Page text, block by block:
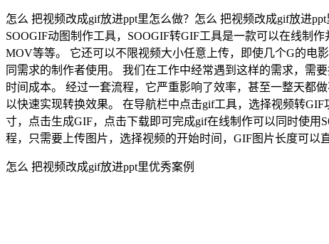
怎么 把视频改成gif放进ppt里怎么做？怎么 把视频改成gif放进
SOOGIF动图制作工具，SOOGIF转GIF工具是一款可以在线制
MOV等等。 它还可以不限视频大小任意上传，即使几个G的电
同需求的制作者使用。 我们在工作中经常遇到这样的需求，需
时间成本。 经过一套流程，它严重影响了效率，甚至一整天都
以快速实现转换效果。 在导航栏中点击gif工具，选择视频转
寸，点击生成GIF，点击下载即可完成gif在线制作可以同时使
程，只需要上传图片，选择视频的开始时间，GIF图片长度可以
怎么 把视频改成gif放进ppt里优秀案例